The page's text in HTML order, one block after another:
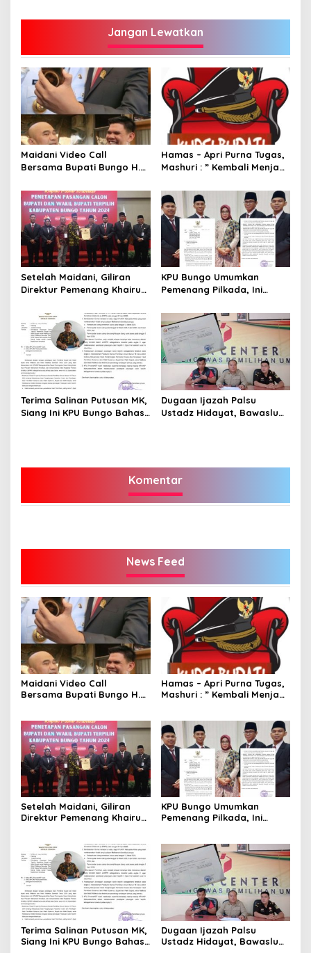
Jangan Lewatkan
Maidani Video Call
Bersama Bupati Bungo H.
Saat Pesta Rakyat
Berlangsung
Hamas – Apri Purna Tugas,
Mashuri : ” Kembali Menjadi
Dukung Program Dedy-
Dayat Bupati Terpilih”
Setelah Maidani, Giliran
Direktur Pemenang Khairun
Kepada Dedy -Dayat
KPU Bungo Umumkan
Pemenang Pilkada, Ini
Terima Salinan Putusan MK,
Siang Ini KPU Bungo Bahas
Dugaan Ijazah Palsu
Ustadz Hidayat, Bawaslu
Komentar
News Feed
Maidani Video Call
Bersama Bupati Bungo H.
Berlangsung
Hamas – Apri Purna Tugas,
Mashuri : ” Kembali Menjadi
Dayat Bupati Terpilih”
Setelah Maidani, Giliran
Direktur Pemenang Khairun
KPU Bungo Umumkan
Pemenang Pilkada, Ini
Terima Salinan Putusan MK,
Siang Ini KPU Bungo Bahas
Dugaan Ijazah Palsu
Ustadz Hidayat, Bawaslu